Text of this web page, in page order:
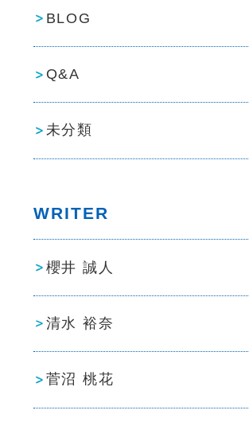
BLOG
Q&A
未分類
WRITER
櫻井 誠人
清水 裕奈
菅沼 桃花